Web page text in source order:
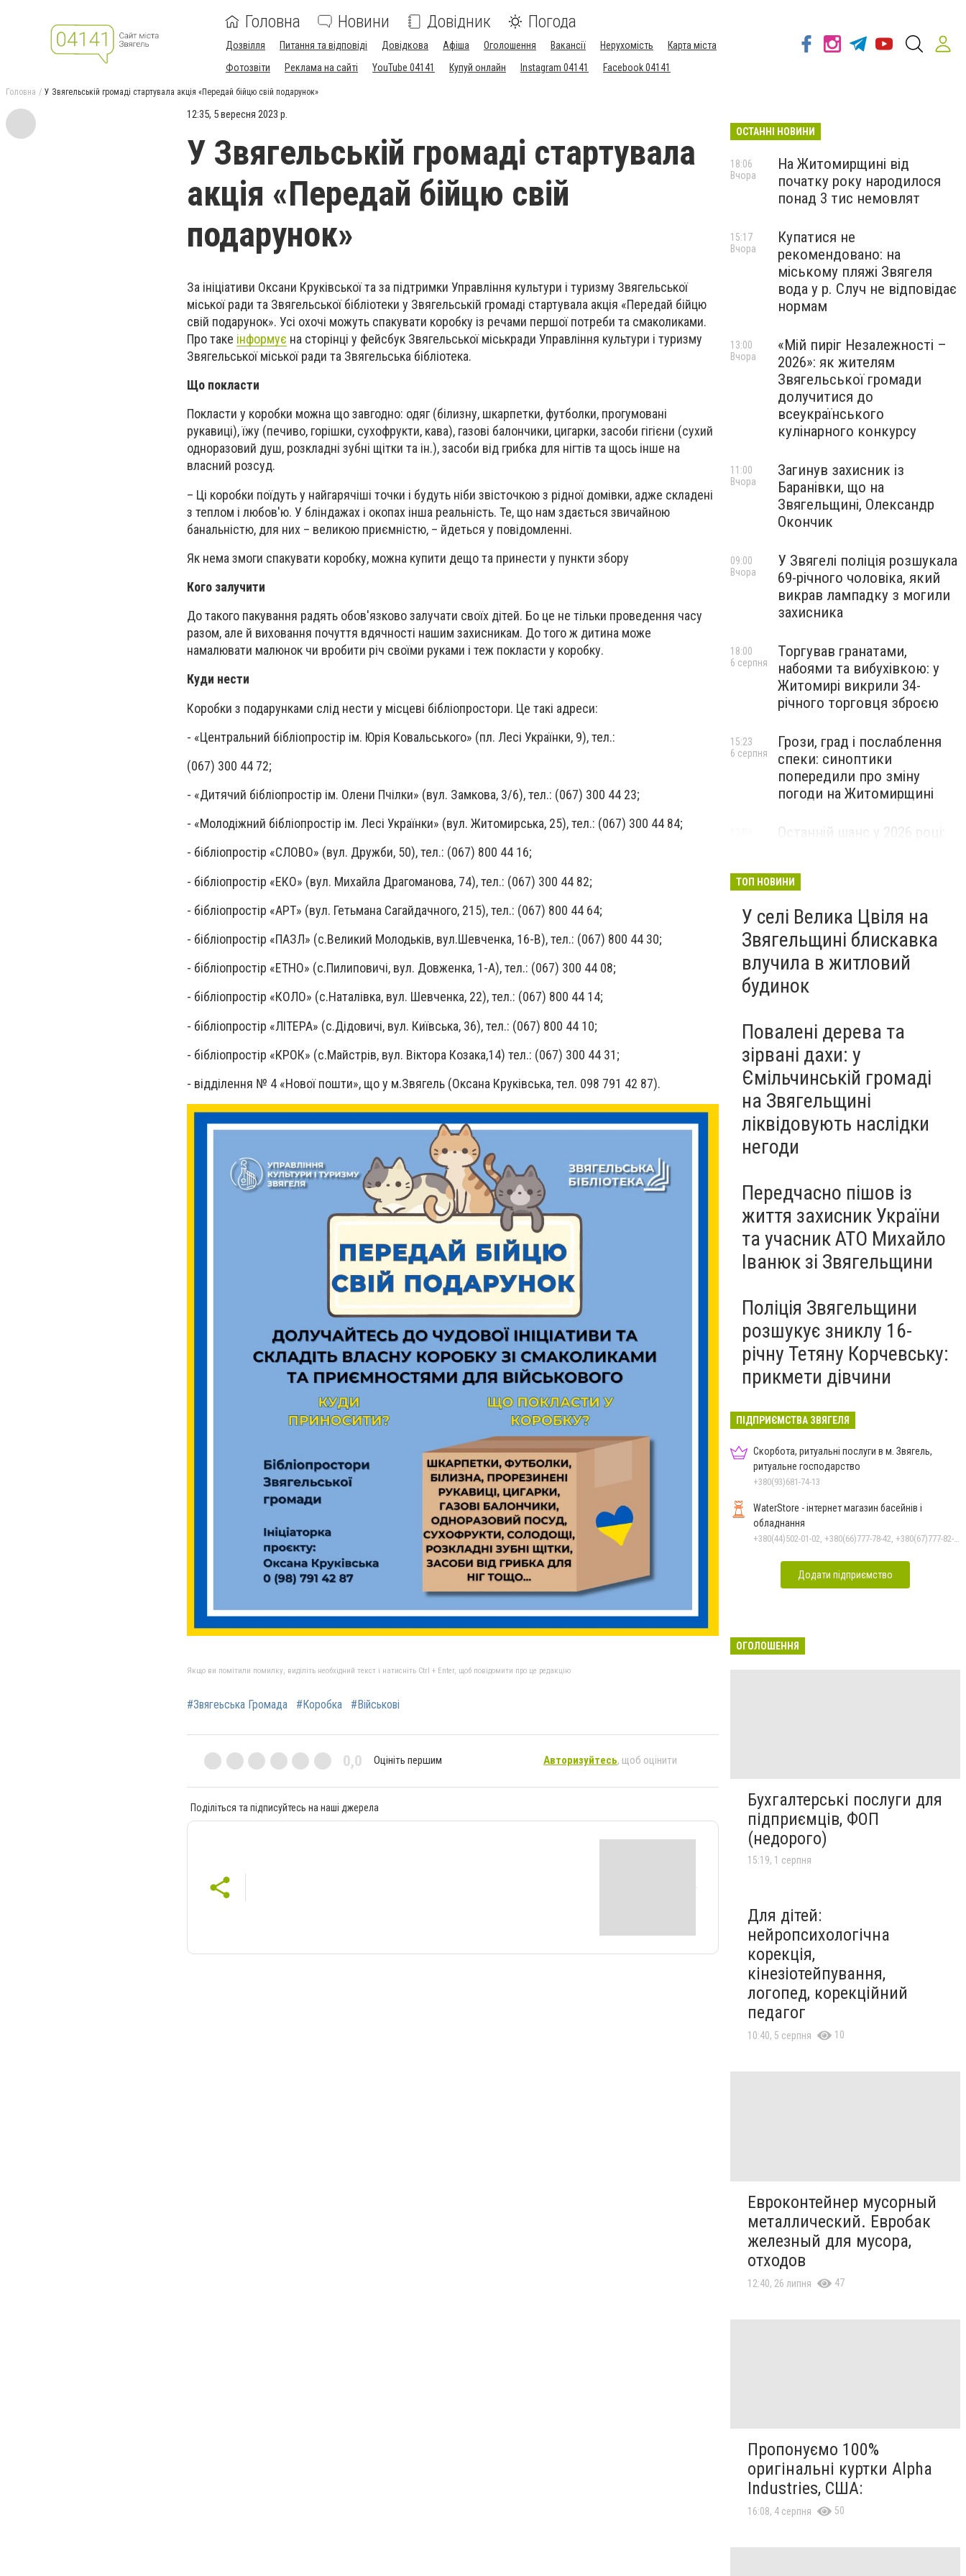
Головна Новини Довідник Погода
Дозвілля Питання та відповіді Довідкова Афіша Оголошення Вакансії Нерухомість
Карта міста
Фотозвіти
Реклама на сайті YouTube 04141 Купуй онлайн Instagram 04141 Facebook 04141
Головна У Звягельській громаді стартувала акція «Передай бійцю свій подарунок»
12:35, 5 вересня 2023 р.
У Звягельській громаді стартувала
акція «Передай бійцю свій
подарунок»
За ініціативи Оксани Круківської та за підтримки Управління культури і туризму Звягельської
міської ради та Звягельської бібліотеки у Звягельській громаді стартувала акція «Передай бійцю
свій подарунок». Усі охочі можуть спакувати коробку із речами першої потреби та смаколиками.
Про таке інформує на сторінці у фейсбук Звягельської міськради Управління культури і туризму
Звягельської міської ради та Звягельська бібліотека.
Що покласти
Покласти у коробки можна що завгодно: одяг (білизну, шкарпетки, футболки, прогумовані
рукавиці), їжу (печиво, горішки, сухофрукти, кава), газові балончики, цигарки, засоби гігієни (сухий
одноразовий душ, розкладні зубні щітки та ін.), засоби від грибка для нігтів та щось інше на
власний розсуд.
– Ці коробки поїдуть у найгарячіші точки і будуть ніби звісточкою з рідної домівки, адже складені
з теплом і любов'ю. У бліндажах і окопах інша реальність. Те, що нам здається звичайною
банальністю, для них – великою приємністю, – йдеться у повідомленні.
Як нема змоги спакувати коробку, можна купити дещо та принести у пункти збору
Кого залучити
До такого пакування радять обов'язково залучати своїх дітей. Бо це не тільки проведення часу
разом, але й виховання почуття вдячності нашим захисникам. До того ж дитина може
намалювати малюнок чи вробити річ своїми руками і теж покласти у коробку.
Куди нести
Коробки з подарунками слід нести у місцеві бібліопростори. Це такі адреси:
- «Центральний бібліопростір ім. Юрія Ковальського» (пл. Лесі Українки, 9), тел.:
(067) 300 44 72;
- «Дитячий бібліопростір ім. Олени Пчілки» (вул. Замкова, 3/6), тел.: (067) 300 44 23;
- «Молодіжний бібліопростір ім. Лесі Українки» (вул. Житомирська, 25), тел.: (067) 300 44 84;
- бібліопростір «СЛОВО» (вул. Дружби, 50), тел.: (067) 800 44 16;
- бібліопростір «ЕКО» (вул. Михайла Драгоманова, 74), тел.: (067) 300 44 82;
- бібліопростір «АРТ» (вул. Гетьмана Сагайдачного, 215), тел.: (067) 800 44 64;
- бібліопростір «ПАЗЛ» (с.Великий Молодьків, вул.Шевченка, 16-В), тел.: (067) 800 44 30;
- бібліопростір «ЕТНО» (с.Пилиповичі, вул. Довженка, 1-А), тел.: (067) 300 44 08;
- бібліопростір «КОЛО» (с.Наталівка, вул. Шевченка, 22), тел.: (067) 800 44 14;
- бібліопростір «ЛІТЕРА» (с.Дідовичі, вул. Київська, 36), тел.: (067) 800 44 10;
- бібліопростір «КРОК» (с.Майстрів, вул. Віктора Козака,14) тел.: (067) 300 44 31;
- відділення № 4 «Нової пошти», що у м.Звягель (Оксана Круківська, тел. 098 791 42 87).
Якщо ви помітили помилку, виділіть необхідний текст і натисніть Ctrl + Enter, щоб повідомити про це редакцію
#Звягеьська Громада #Коробка #Військові
0,0 Оцініть першим Авторизуйтесь, щоб оцінити
Поділіться та підписуйтесь на наші джерела
ОСТАННІ НОВИНИ
На Житомирщині від
початку року народилося
понад 3 тис немовлят
18:06
Вчора
Купатися не
рекомендовано: на
міському пляжі Звягеля
вода у р. Случ не відповідає
нормам
15:17
Вчора
«Мій пиріг Незалежності –
2026»: як жителям
Звягельської громади
долучитися до
всеукраїнського
кулінарного конкурсу
13:00
Вчора
Загинув захисник із
Баранівки, що на
Звягельщині, Олександр
Окончик
11:00
Вчора
У Звягелі поліція розшукала
69-річного чоловіка, який
викрав лампадку з могили
захисника
09:00
Вчора
Торгував гранатами,
набоями та вибухівкою: у
Житомирі викрили 34-
річного торговця зброєю
18:00
6 серпня
Грози, град і послаблення
спеки: синоптики
попередили про зміну
погоди на Житомирщині
15:23
6 серпня
Останній шанс у 2026 році:
майбутніх водійок автобусів
ТОП НОВИНИ
У селі Велика Цвіля на
Звягельщині блискавка
влучила в житловий
будинок
Повалені дерева та
зірвані дахи: у
Ємільчинській громаді
на Звягельщині
ліквідовують наслідки
негоди
Передчасно пішов із
життя захисник України
та учасник АТО Михайло
Іванюк зі Звягельщини
Поліція Звягельщини
розшукує зниклу 16-
річну Тетяну Корчевську:
прикмети дівчини
ПІДПРИЄМСТВА ЗВЯГЕЛЯ
Скорбота, ритуальні послуги в м. Звягель,
ритуальне господарство
+380(93)681-74-13
WaterStore - інтернет магазин басейнів і
обладнання
+380(44)502-01-02, +380(66)777-78-42, +380(67)777-82-19, +380(67)890-80-80, +380(73)890-80-80, +380(44)502-01-03
Додати підприємство
ОГОЛОШЕННЯ
Бухгалтерські послуги для
підприємців, ФОП
(недорого)
15:19, 1 серпня
Для дітей:
нейропсихологічна
корекція,
кінезіотейпування,
логопед, корекційний
педагог
10:40, 5 серпня 10
Евроконтейнер мусорный
металлический. Евробак
железный для мусора,
отходов
12:40, 26 липня 47
Пропонуємо 100%
оригінальні куртки Alpha
Industries, США:
16:08, 4 серпня 50